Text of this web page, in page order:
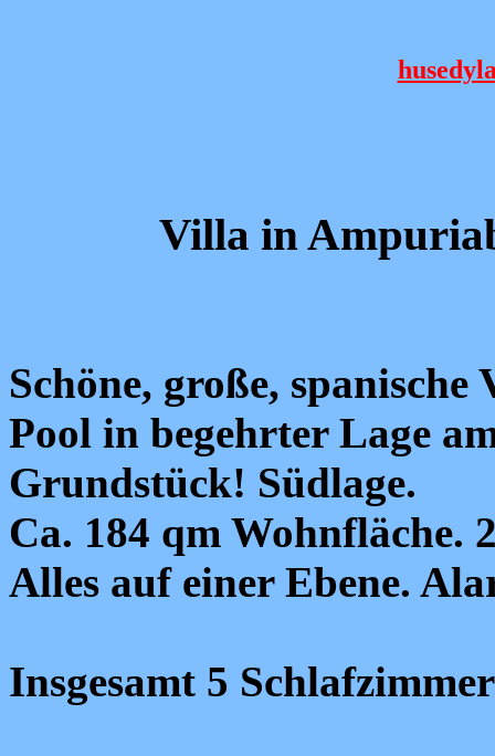
Villa in
Schöne, große,
Pool in begehrter Lage
Grundstück! Südlage.
Ca. 184 qm Wohnfläche.
Alles auf einer Ebene.
Insgesamt 5